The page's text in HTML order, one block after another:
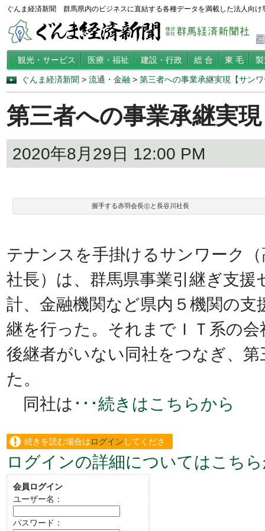
ぐんま経済新聞 群馬県内のビジネスに直結する各種データを満載した法人向け
観光・サービス 医療・福祉 建設・行政 総 合 東 毛
ぐんま経済新聞 > 流通・金融 > 第三者への事業承継実現【サン
第三者への事業承継実
2020年8月29日 12:00 PM
握手する赤羽会長㊧と長谷川社長
テナンスを手掛けるサンワーク
社長）は、群馬県事業引継ぎ支
計、金融機関など県内５機関の
継を行った。それまでＩＴ系の
後継者がいない同社をつなぎ、
た。
同社は ･･･続きはこちらから
続きを読む場合はログイン してくださ
い。
ログインの詳細についてはこちら
会員ログイン
ユーザー名：
パスワード：